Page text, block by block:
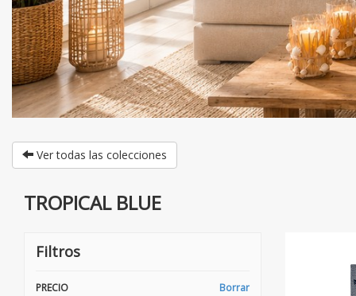
Ver todas las colecciones
TROPICAL BLUE
Filtros
PRECIO
Borrar